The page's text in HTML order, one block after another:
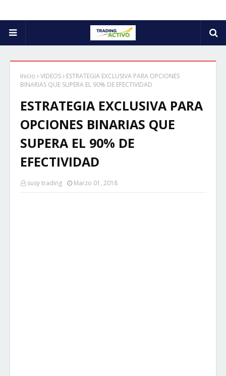
Inicio VIDEOS
ESTRATEGIA EXCLUSIVA PARA OPCIONES
BINARIAS QUE SUPERA EL 90% DE EFECTIVIDAD
ESTRATEGIA EXCLUSIVA PARA
OPCIONES BINARIAS QUE
SUPERA EL 90% DE
EFECTIVIDAD
susy trading Marzo 01, 2018